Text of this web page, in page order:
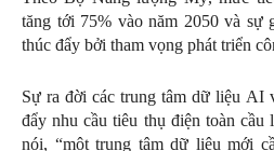
tăng tới 75% vào năm 2050 và sự
thúc đẩy bởi tham vọng phát triển
Sự ra đời các trung tâm dữ liệu AI
đẩy nhu cầu tiêu thụ điện toàn
nói, “một trung tâm dữ liệu mới